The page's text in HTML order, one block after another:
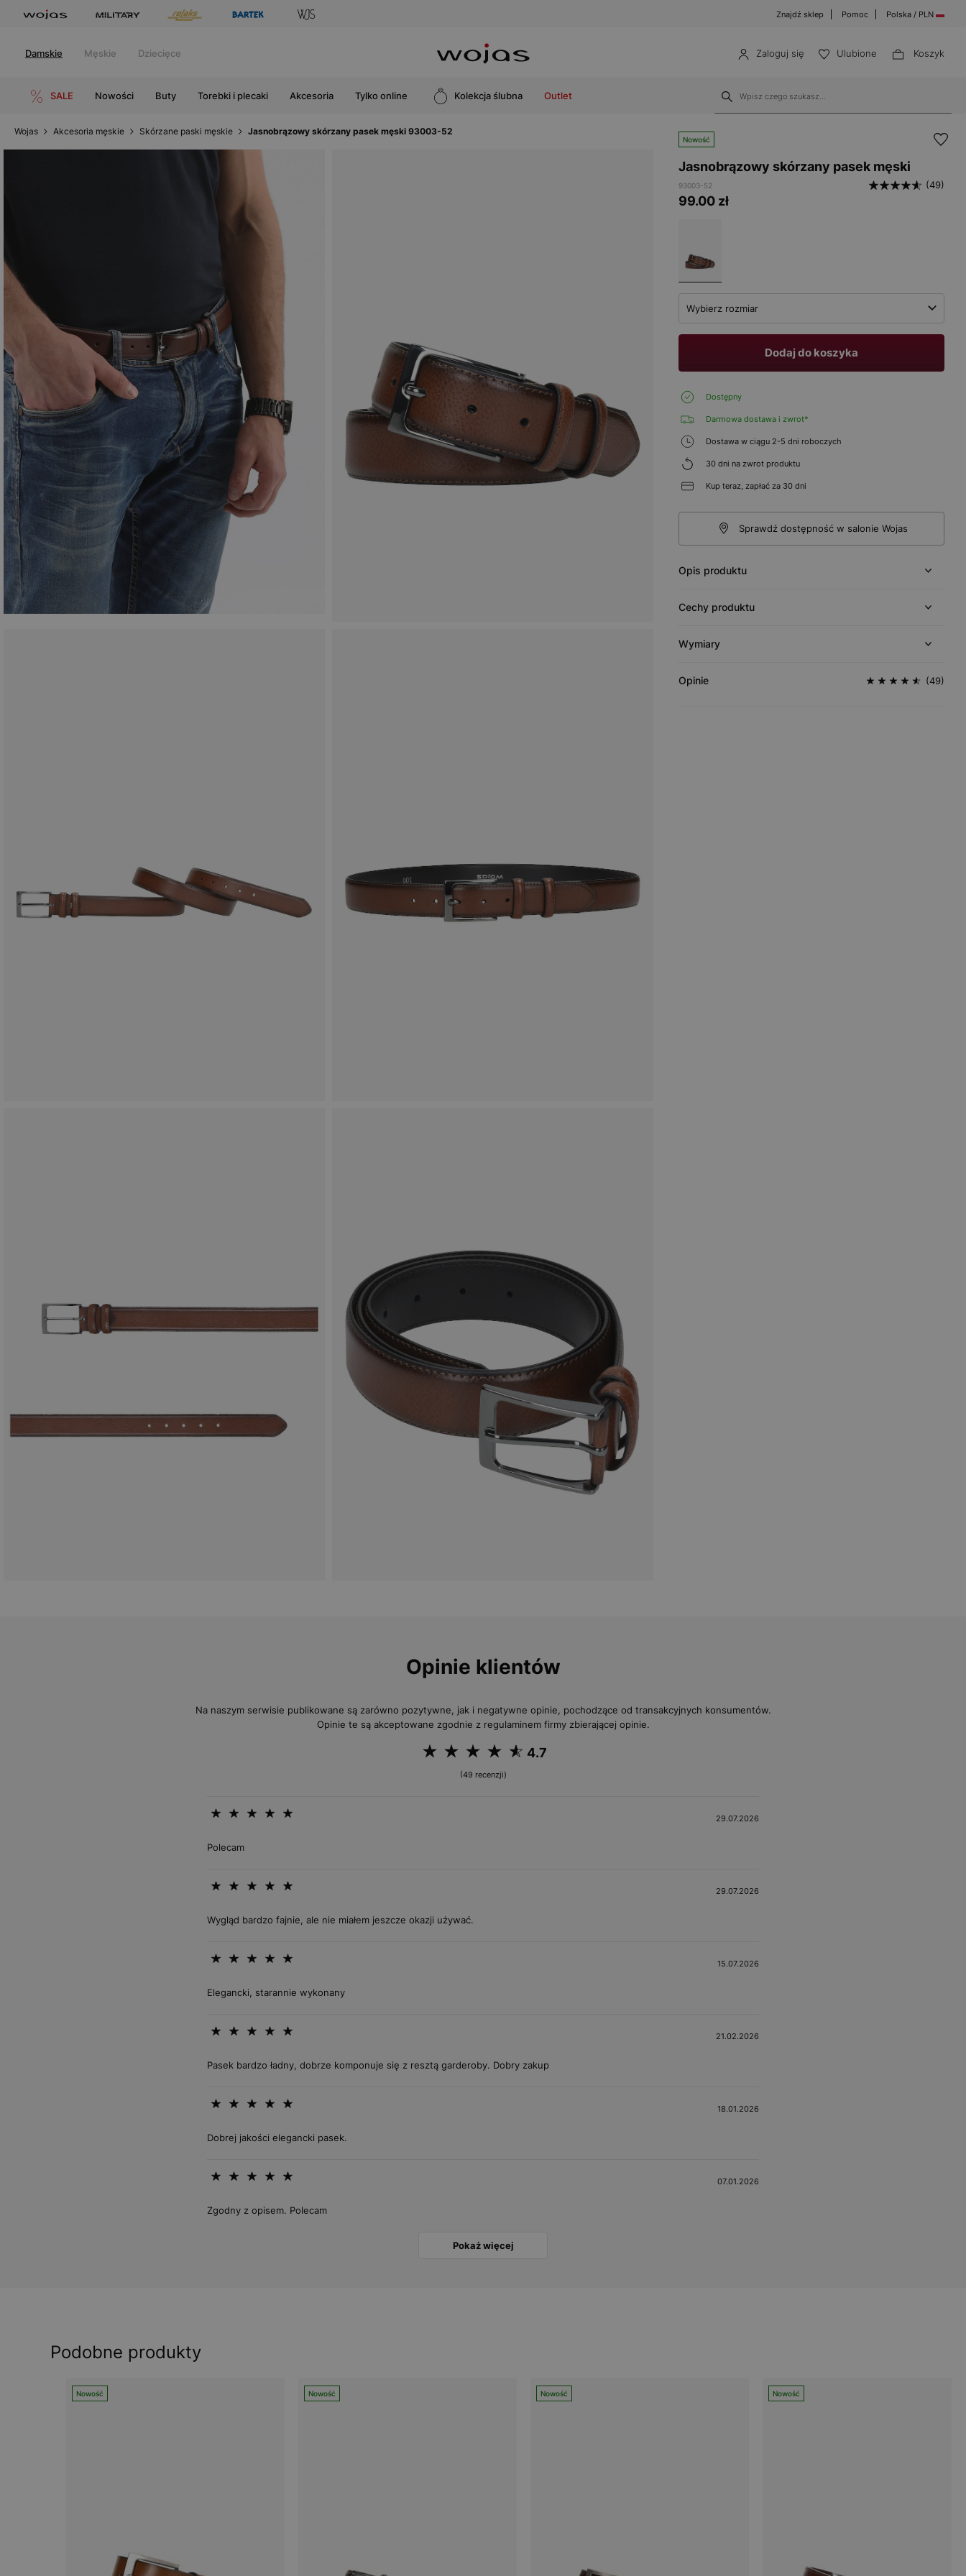
Znajdź sklep Pomoc Polska / PLN
Damskie Męskie Dziecięce Zaloguj się Ulubione Koszyk
SALE Nowości Buty Torebki i plecaki Akcesoria Tylko online Kolekcja ślubna Outlet
Wojas Akcesoria męskie Skórzane paski męskie Jasnobrązowy skórzany pasek męski 93003-52
Nowość
Jasnobrązowy skórzany pasek męski
93003-52 (49)
99.00 zł
Wybierz rozmiar
Dodaj do koszyka
Dostępny
Darmowa dostawa i zwrot*
Dostawa w ciągu 2-5 dni roboczych
30 dni na zwrot produktu
Kup teraz, zapłać za 30 dni
Sprawdź dostępność w salonie Wojas
Opis produktu
Cechy produktu
Wymiary
Opinie (49)
Opinie klientów
Na naszym serwisie publikowane są zarówno pozytywne, jak i negatywne opinie, pochodzące od transakcyjnych konsumentów.
Opinie te są akceptowane zgodnie z regulaminem firmy zbierającej opinie.
4.7
(49 recenzji)
29.07.2026
Polecam
29.07.2026
Wygląd bardzo fajnie, ale nie miałem jeszcze okazji używać.
15.07.2026
Elegancki, starannie wykonany
21.02.2026
Pasek bardzo ładny, dobrze komponuje się z resztą garderoby. Dobry zakup
18.01.2026
Dobrej jakości elegancki pasek.
07.01.2026
Zgodny z opisem. Polecam
Pokaż więcej
Podobne produkty
Nowość Nowość Nowość Nowość